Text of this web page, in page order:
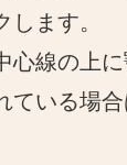
ます。
線の上
ている場